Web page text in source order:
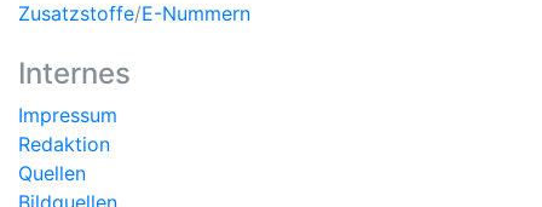
Zusatzstoffe/E-Nummern
Internes
Impressum
Redaktion
Quellen